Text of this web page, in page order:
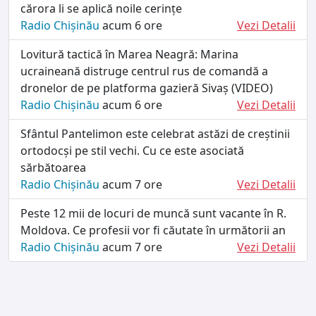
cărora li se aplică noile cerințe
Radio Chișinău acum 6 ore
Vezi Detalii
Lovitură tactică în Marea Neagră: Marina
ucraineană distruge centrul rus de comandă a
dronelor de pe platforma gazieră Sivaș (VIDEO)
Radio Chișinău acum 6 ore
Vezi Detalii
Sfântul Pantelimon este celebrat astăzi de creștinii
ortodocși pe stil vechi. Cu ce este asociată
sărbătoarea
Radio Chișinău acum 7 ore
Vezi Detalii
Peste 12 mii de locuri de muncă sunt vacante în R.
Moldova. Ce profesii vor fi căutate în următorii an
Radio Chișinău acum 7 ore Vezi Detalii